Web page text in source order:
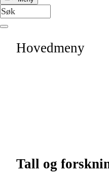
Hovedmeny
Tall og